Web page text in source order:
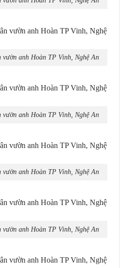
vườn anh Hoàn TP Vinh, Nghệ An
vườn anh Hoàn TP Vinh, Nghệ An
vườn anh Hoàn TP Vinh, Nghệ An
vườn anh Hoàn TP Vinh, Nghệ An